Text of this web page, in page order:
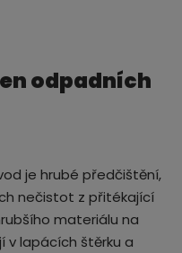
odpadních
je hrubé předčištění,
nečistot z přitékající
materiálu na
v lapácích štěrku a